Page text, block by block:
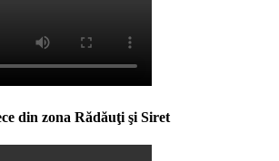
din zona Rădăuţi şi Siret